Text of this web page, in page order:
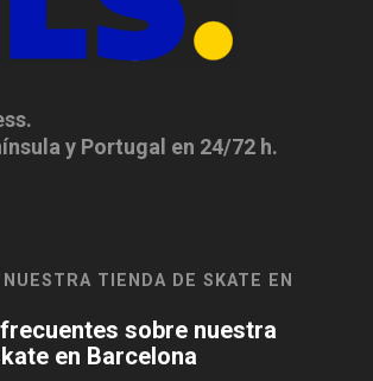
y Portugal en 24/72 h.
NUESTRA TIENDA DE SKATE EN
sobre nuestra
en Barcelona